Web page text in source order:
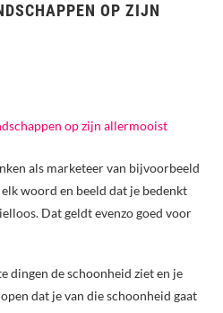
OP ZIJN
als marketeer van bijvoorbeeld
woord en beeld dat je bedenkt
Dat geldt evenzo goed voor
dingen de schoonheid ziet en je
dat je van die schoonheid gaat